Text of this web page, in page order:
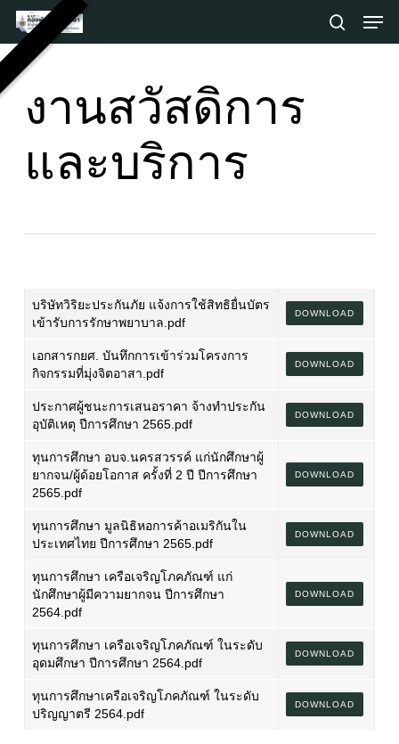
Skip
main
content
งานสวัสดิการ
และบริการ
บริษัทวิริยะประกันภัย แจ้งการใช้สิทธิยื่นบัตร
เข้ารับการรักษาพยาบาล.pdf
DOWNLOAD
เอกสารกยศ. บันทึกการเข้าร่วมโครงการ
กิจกรรมที่มุ่งจิตอาสา.pdf
DOWNLOAD
ประกาศผู้ชนะการเสนอราคา จ้างทำประกัน
อุบัติเหตุ ปีการศึกษา 2565.pdf
DOWNLOAD
ทุนการศึกษา อบจ.นครสวรรค์ แก่นักศึกษาผู้
ยากจน/ผู้ด้อยโอกาส ครั้งที่ 2 ปี ปีการศึกษา
2565.pdf
DOWNLOAD
ทุนการศึกษา มูลนิธิหอการค้าอเมริกันใน
ประเทศไทย ปีการศึกษา 2565.pdf
DOWNLOAD
ทุนการศึกษา เครือเจริญโภคภัณฑ์ แก่
นักศึกษาผู้มีความยากจน ปีการศึกษา
2564.pdf
DOWNLOAD
ทุนการศึกษา เครือเจริญโภคภัณฑ์ ในระดับ
อุดมศึกษา ปีการศึกษา 2564.pdf
DOWNLOAD
ทุนการศึกษาเครือเจริญโภคภัณฑ์ ในระดับ
ปริญญาตรี 2564.pdf
DOWNLOAD